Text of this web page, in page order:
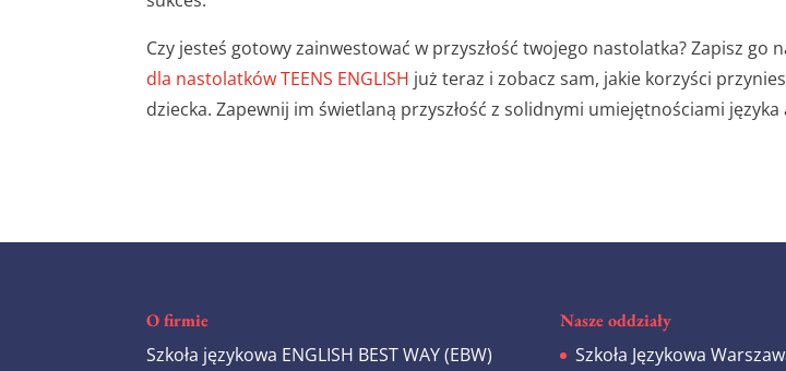
Czy jesteś gotowy zainwestować w przyszłość twojego nastolatka? Zapisz go
dla nastolatków TEENS ENGLISH już teraz i zobacz sam, jakie korzyści
dziecka. Zapewnij im świetlaną przyszłość z solidnymi umiejętnościami języka
O firmie
Szkoła językowa ENGLISH BEST WAY (EBW)
Nasze oddziały
Szkoła Językowa